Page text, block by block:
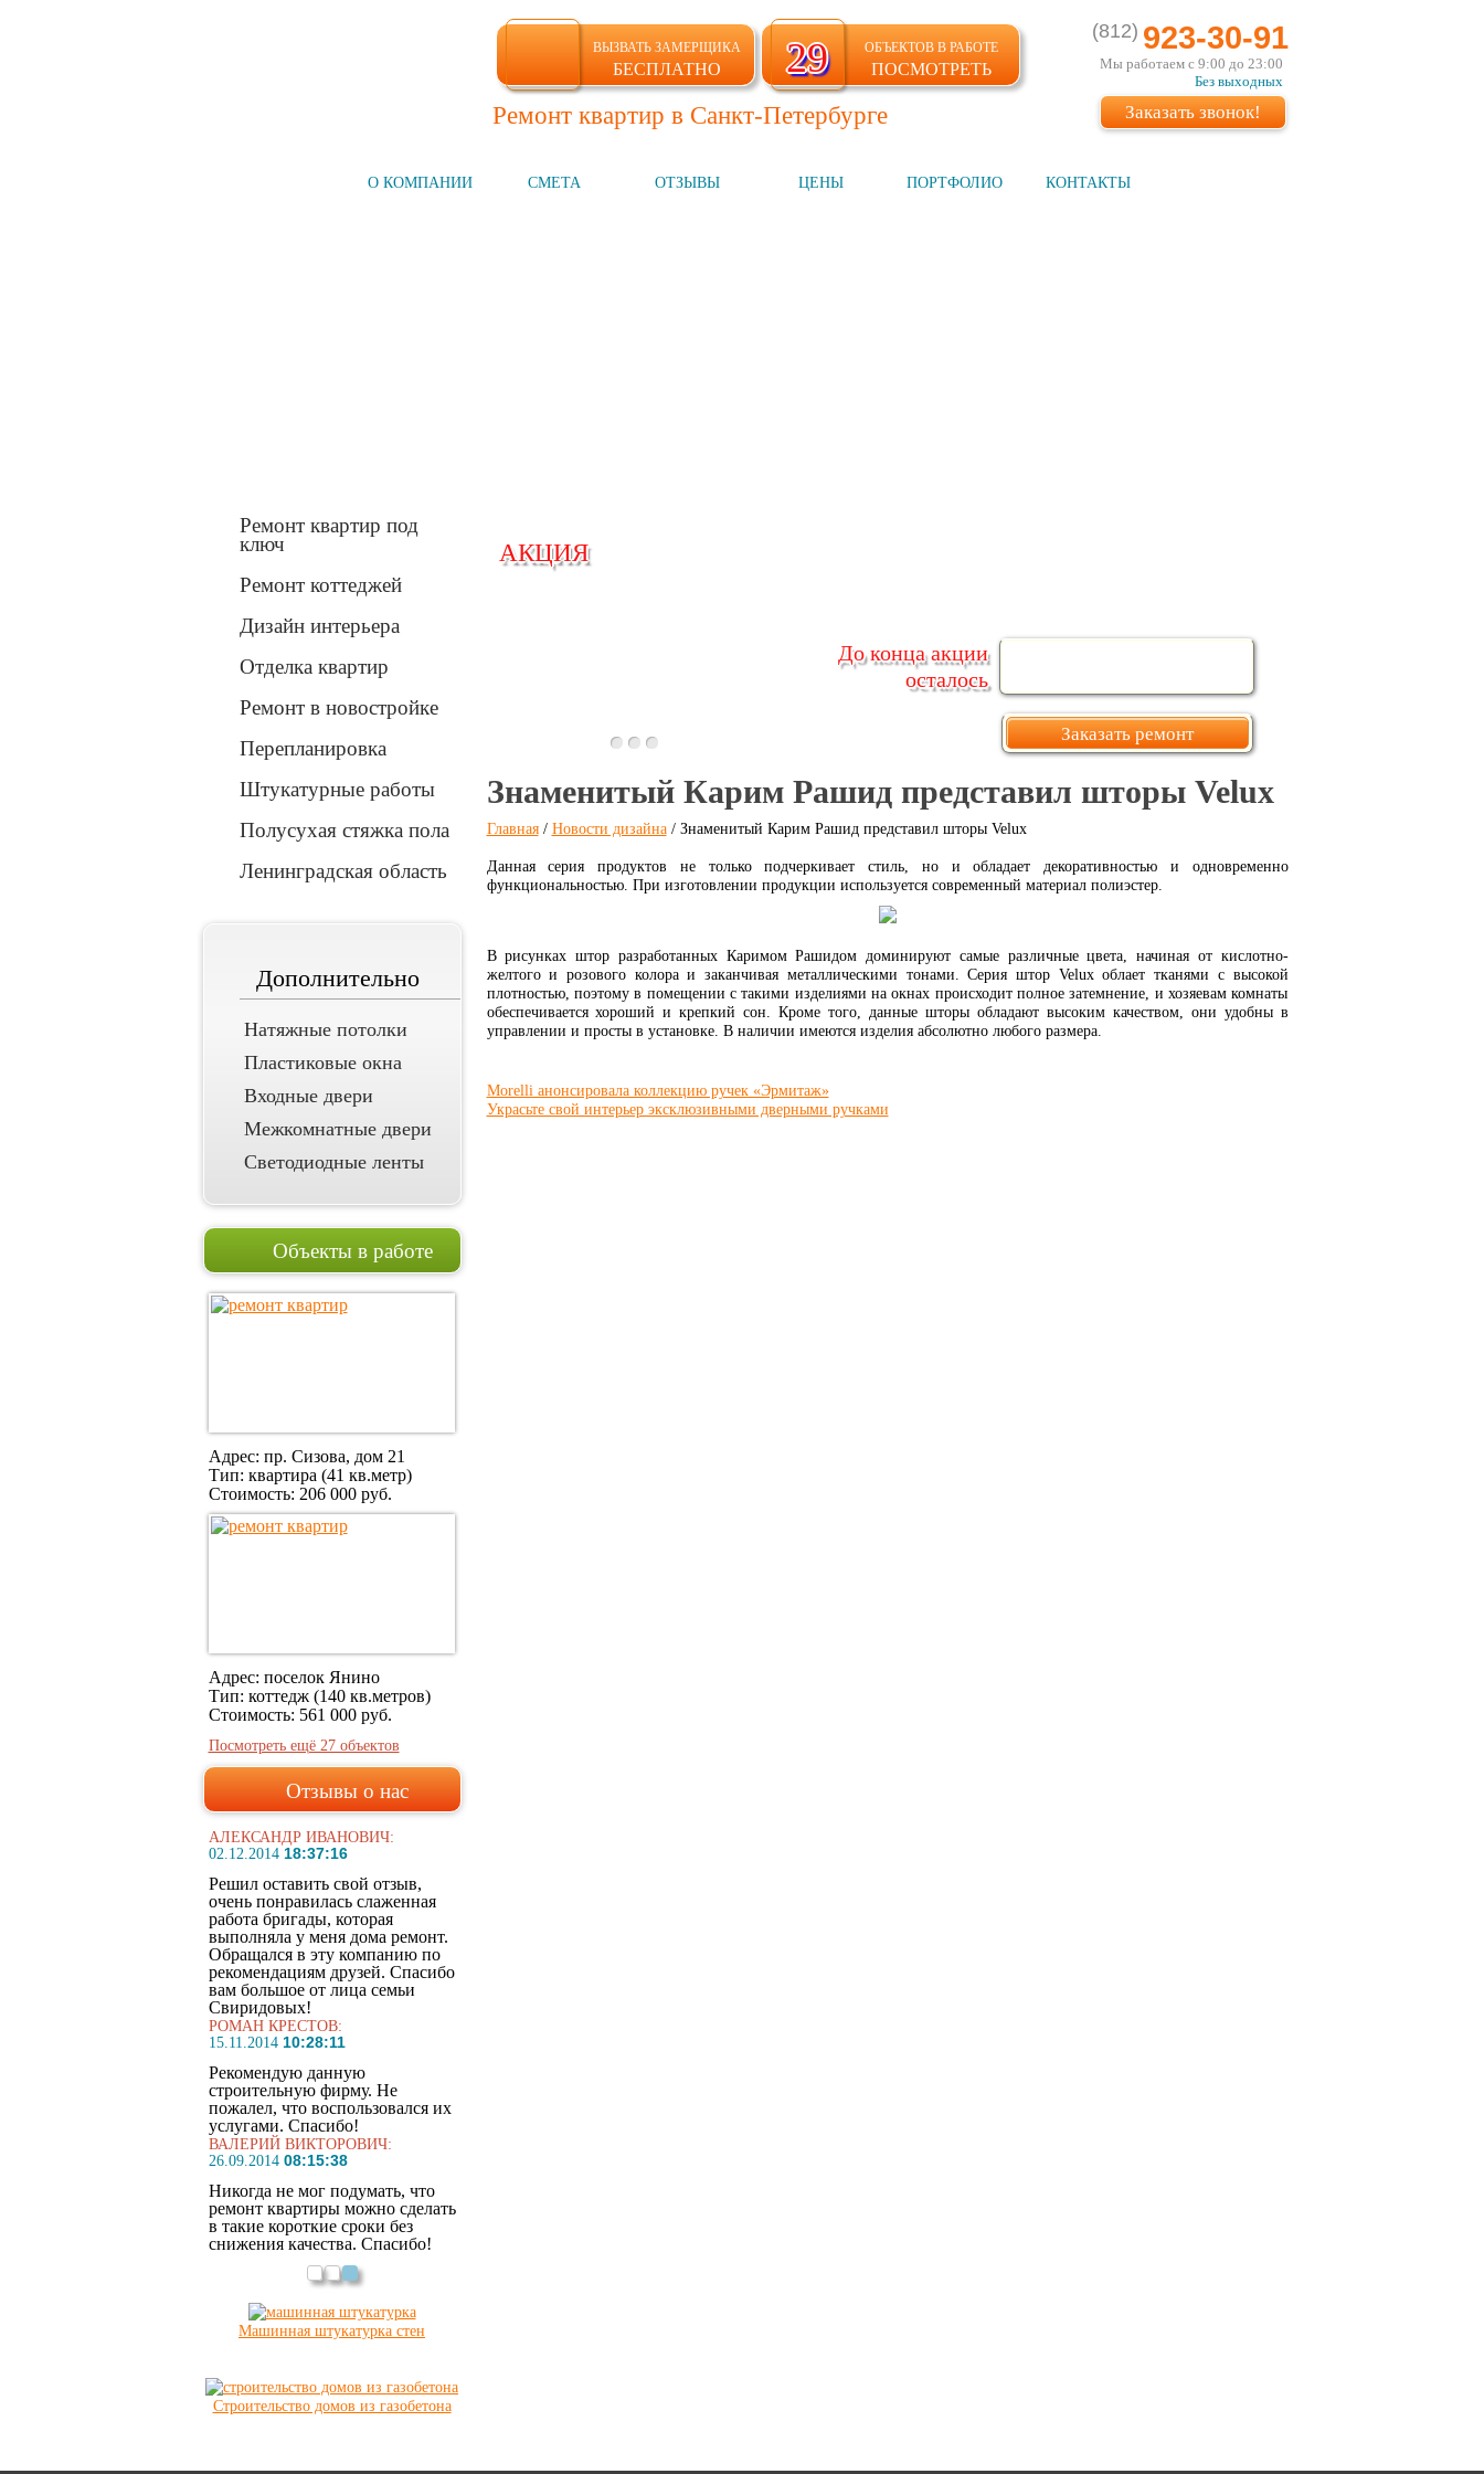
ВЫЗВАТЬ ЗАМЕРЩИКА
БЕСПЛАТНО 29
29 ОБЪЕКТОВ В РАБОТЕ
ПОСМОТРЕТЬ
(812) 923-30-91
Мы работаем с 9:00 до 23:00
Без выходных
Ремонт квартир в Санкт-Петербурге Заказать звонок!
О КОМПАНИИ СМЕТА ОТЗЫВЫ ЦЕНЫ ПОРТФОЛИО КОНТАКТЫ
АКЦИЯ
АКЦИЯ
Вперед
До конца акции
осталось
До конца акции
осталось
Заказать ремонт
Ремонт квартир под
ключ
Ремонт коттеджей
Дизайн интерьера
Отделка квартир
Ремонт в новостройке
Перепланировка
Штукатурные работы
Полусухая стяжка пола
Ленинградская область
Дополнительно
Натяжные потолки
Пластиковые окна
Входные двери
Межкомнатные двери
Светодиодные ленты
Объекты в работе
Адрес: пр. Сизова, дом 21
Тип: квартира (41 кв.метр)
Стоимость: 206 000 руб.
Адрес: поселок Янино
Тип: коттедж (140 кв.метров)
Стоимость: 561 000 руб.
Посмотреть ещё 27 объектов
Отзывы о нас
АЛЕКСАНДР ИВАНОВИЧ:
02.12.2014 18:37:16
Решил оставить свой отзыв,
очень понравилась слаженная
работа бригады, которая
выполняла у меня дома ремонт.
Обращался в эту компанию по
рекомендациям друзей. Спасибо
вам большое от лица семьи
Свиридовых!
РОМАН КРЕСТОВ:
15.11.2014 10:28:11
Рекомендую данную
строительную фирму. Не
пожалел, что воспользовался их
услугами. Спасибо!
ВАЛЕРИЙ ВИКТОРОВИЧ:
26.09.2014 08:15:38
Никогда не мог подумать, что
ремонт квартиры можно сделать
в такие короткие сроки без
снижения качества. Спасибо!
Машинная штукатурка стен
Строительство домов из газобетона
Знаменитый Карим Рашид представил шторы Velux
Главная/ Новости дизайна/ Знаменитый Карим Рашид представил шторы Velux
Данная серия продуктов не только подчеркивает стиль, но и обладает декоративностью и одновременно
функциональностью. При изготовлении продукции используется современный материал полиэстер.
В рисунках штор разработанных Каримом Рашидом доминируют самые различные цвета, начиная от кислотно-
желтого и розового колора и заканчивая металлическими тонами. Серия штор Velux облает тканями с высокой
плотностью, поэтому в помещении с такими изделиями на окнах происходит полное затемнение, и хозяевам комнаты
обеспечивается хороший и крепкий сон. Кроме того, данные шторы обладают высоким качеством, они удобны в
управлении и просты в установке. В наличии имеются изделия абсолютно любого размера.
Morelli анонсировала коллекцию ручек «Эрмитаж»
Украсьте свой интерьер эксклюзивными дверными ручками